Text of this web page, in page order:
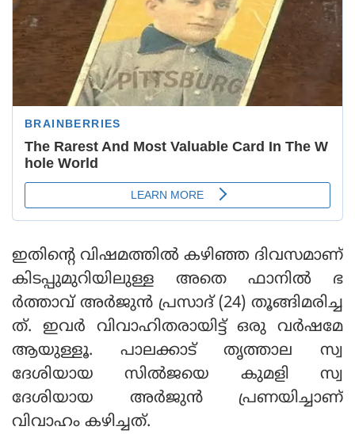
ഇതിന്റെ വിഷമത്തില്‍ കഴിഞ്ഞ ദിവസമാണ്
കിടപ്പുമുറിയിലുള്ള അതെ ഫാനില്‍ ഭ
ര്‍ത്താവ് അര്‍ജുന്‍ പ്രസാദ് (24) തൂങ്ങിമരിച്ച
ത്. ഇവര്‍ വിവാഹിതരായിട്ട് ഒരു വര്‍ഷമേ
ആയുള്ളൂ. പാലക്കാട് തൃത്താല സ്വ
ദേശിയായ സില്‍ജയെ കുമളി സ്വ
ദേശിയായ അര്‍ജുന്‍ പ്രണയിച്ചാണ്
വിവാഹം കഴിച്ചത്.